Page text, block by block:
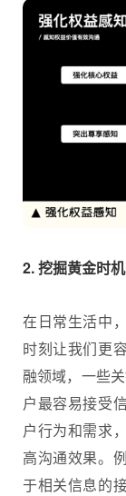
2. 挖掘黄金时机
在日常生活中
时刻让我们更
融领域，一些
户最容易接受
户行为和需求
高沟通效果。
于相关信息的